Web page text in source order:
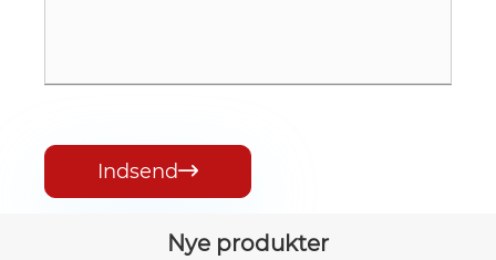
Indsend
Nye produkter